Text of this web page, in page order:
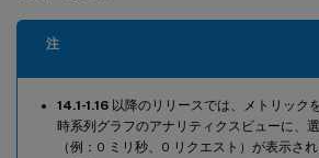
注
14.1-1.16 以降のリリースでは、メトリック
時系列グラフのアナリティクスビューに、
（例：0 ミリ秒、0 リクエスト）が表示さ